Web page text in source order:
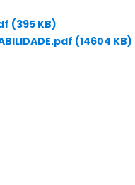
(395 KB)
(14604 KB)